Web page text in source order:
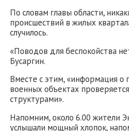
По словам главы области,
происшествий в жилых
случилось.
«Поводов для беспокойства
Бусаргин.
Вместе с этим, «информация о
военных объектах
структурами».
Напомним, около 6.00 жители
услышали мощный хлопок,